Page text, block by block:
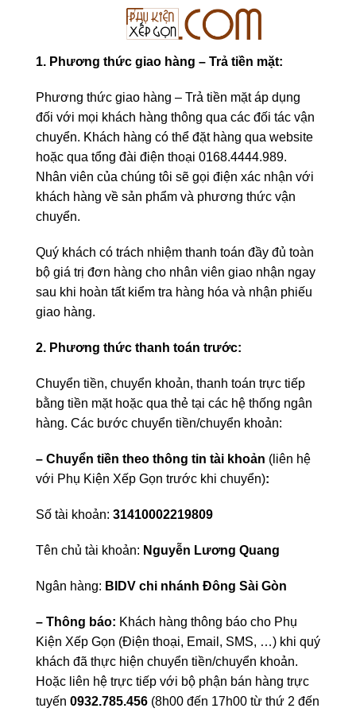
1. Phương thức giao hàng – Trả tiền mặt:
Phương thức giao hàng – Trả tiền mặt áp dụng
đối với mọi khách hàng thông qua các đối tác vận
chuyển. Khách hàng có thể đặt hàng qua website
hoặc qua tổng đài điện thoại 0168.4444.989.
Nhân viên của chúng tôi sẽ gọi điện xác nhận với
khách hàng về sản phẩm và phương thức vận
chuyển.
Quý khách có trách nhiệm thanh toán đầy đủ toàn
bộ giá trị đơn hàng cho nhân viên giao nhận ngay
sau khi hoàn tất kiểm tra hàng hóa và nhận phiếu
giao hàng.
2. Phương thức thanh toán trước:
Chuyển tiền, chuyển khoản, thanh toán trực tiếp
bằng tiền mặt hoặc qua thẻ tại các hệ thống ngân
hàng. Các bước chuyển tiền/chuyển khoản:
– Chuyển tiền theo thông tin tài khoản (liên hệ
với Phụ Kiện Xếp Gọn trước khi chuyển):
Số tài khoản: 31410002219809
Tên chủ tài khoản: Nguyễn Lương Quang
Ngân hàng: BIDV chi nhánh Đông Sài Gòn
– Thông báo: Khách hàng thông báo cho Phụ
Kiện Xếp Gọn (Điện thoại, Email, SMS, …) khi quý
khách đã thực hiện chuyển tiền/chuyển khoản.
Hoặc liên hệ trực tiếp với bộ phận bán hàng trực
tuyến 0932.785.456 (8h00 đến 17h00 từ thứ 2 đến